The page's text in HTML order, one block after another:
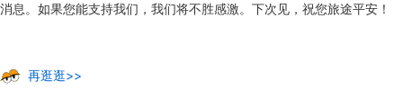
消息。如果您能支持我们，我们将不胜感激。下次见，祝您旅途平安！
再逛逛>>